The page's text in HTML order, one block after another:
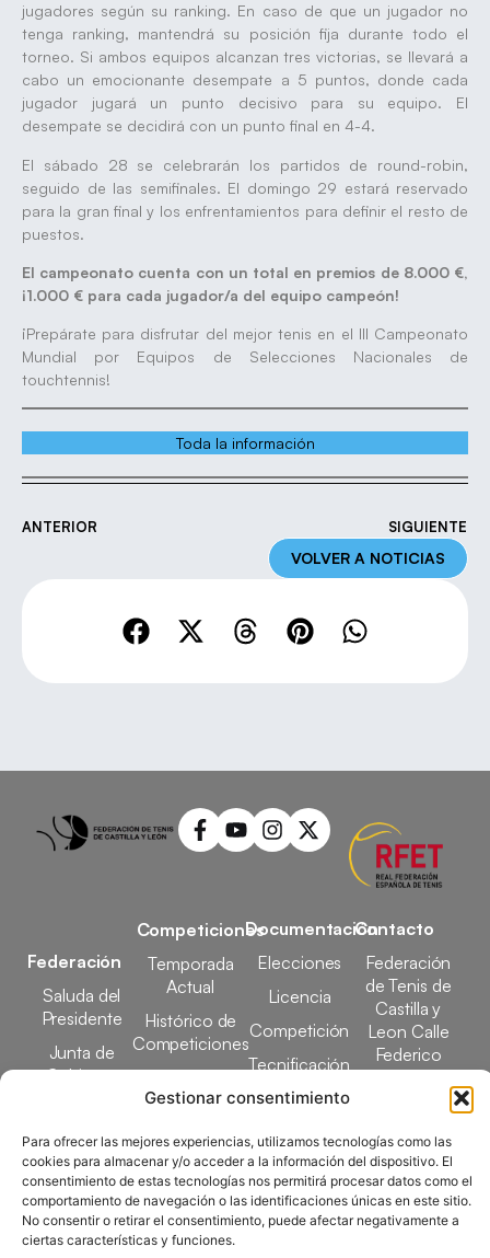
Gestionar consentimiento
Para ofrecer las mejores experiencias, utilizamos tecnologías como las
cookies para almacenar y/o acceder a la información del dispositivo. El
consentimiento de estas tecnologías nos permitirá procesar datos como el
comportamiento de navegación o las identificaciones únicas en este sitio.
No consentir o retirar el consentimiento, puede afectar negativamente a
ciertas características y funciones.
jugadores según su ranking. En caso de que un jugador no
tenga ranking, mantendrá su posición fija durante todo el
torneo. Si ambos equipos alcanzan tres victorias, se llevará a
cabo un emocionante desempate a 5 puntos, donde cada
jugador jugará un punto decisivo para su equipo. El
desempate se decidirá con un punto final en 4-4.
El sábado 28 se celebrarán los partidos de round-robin,
seguido de las semifinales. El domingo 29 estará reservado
para la gran final y los enfrentamientos para definir el resto de
puestos.
El campeonato cuenta con un total en premios de 8.000 €,
¡1.000 € para cada jugador/a del equipo campeón!
¡Prepárate para disfrutar del mejor tenis en el III Campeonato
Mundial por Equipos de Selecciones Nacionales de
touchtennis!
Toda la información
ANTERIOR SIGUIENTE
VOLVER A NOTICIAS
Federación
Saluda del
Presidente
Junta de
Gobierno
Elecciones
Clubes
Federados
Competiciones
Temporada
Actual
Histórico de
Competiciones
Arbitrales
Documentación
Elecciones
Licencia
Competición
Tecnificación
Docencia
Contacto
Federación
de Tenis de
Castilla y
Leon Calle
Federico
983 24 94 26